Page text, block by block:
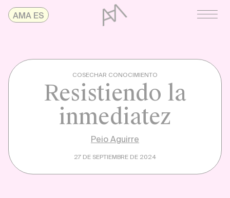
Skip
to AMA ES
AMAonline
COSECHAR CONOCIMIENTO
Resistiendo la
inmediatez
Peio Aguirre
27 DE SEPTIEMBRE DE 2024